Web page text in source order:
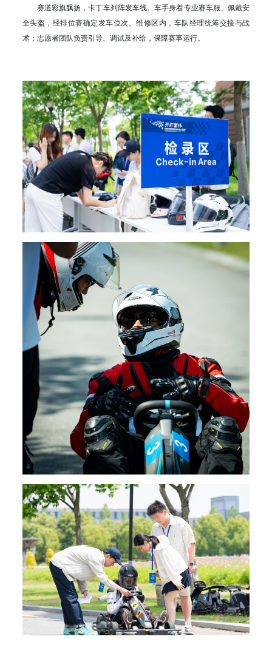
赛道彩旗飘扬，卡丁车列阵发车线。车手身着专业赛车服、佩戴安
全头盔，经排位赛确定发车位次。维修区内，车队经理统筹交接与战
术；志愿者团队负责引导、调试及补给，保障赛事运行。